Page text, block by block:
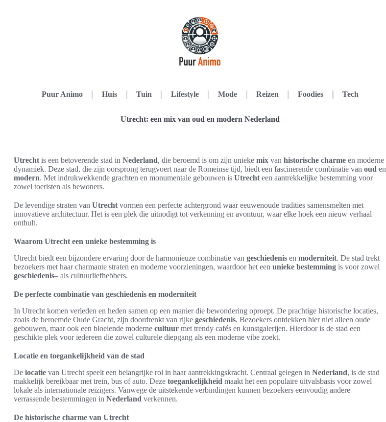
Puur Animo Huis Tuin Lifestyle Mode Reizen Foodies Tech
Utrecht: een mix van oud en modern Nederland
Utrecht is een betoverende stad in Nederland, die beroemd is om zijn unieke mix van historische charme en moderne
dynamiek. Deze stad, die zijn oorsprong terugvoert naar de Romeinse tijd, biedt een fascinerende combinatie van oud en
modern. Met indrukwekkende grachten en monumentale gebouwen is Utrecht een aantrekkelijke bestemming voor
zowel toeristen als bewoners.
De levendige straten van Utrecht vormen een perfecte achtergrond waar eeuwenoude tradities samensmelten met
innovatieve architectuur. Het is een plek die uitnodigt tot verkenning en avontuur, waar elke hoek een nieuw verhaal
onthult.
Waarom Utrecht een unieke bestemming is
Utrecht biedt een bijzondere ervaring door de harmonieuze combinatie van geschiedenis en moderniteit. De stad trekt
bezoekers met haar charmante straten en moderne voorzieningen, waardoor het een unieke bestemming is voor zowel
geschiedenis– als cultuurliefhebbers.
De perfecte combinatie van geschiedenis en moderniteit
In Utrecht komen verleden en heden samen op een manier die bewondering oproept. De prachtige historische locaties,
zoals de beroemde Oude Gracht, zijn doordrenkt van rijke geschiedenis. Bezoekers ontdekken hier niet alleen oude
gebouwen, maar ook een bloeiende moderne cultuur met trendy cafés en kunstgalerijen. Hierdoor is de stad een
geschikte plek voor iedereen die zowel culturele diepgang als een moderne vibe zoekt.
Locatie en toegankelijkheid van de stad
De locatie van Utrecht speelt een belangrijke rol in haar aantrekkingskracht. Centraal gelegen in Nederland, is de stad
makkelijk bereikbaar met trein, bus of auto. Deze toegankelijkheid maakt het een populaire uitvalsbasis voor zowel
lokale als internationale reizigers. Vanwege de uitstekende verbindingen kunnen bezoekers eenvoudig andere
verrassende bestemmingen in Nederland verkennen.
De historische charme van Utrecht